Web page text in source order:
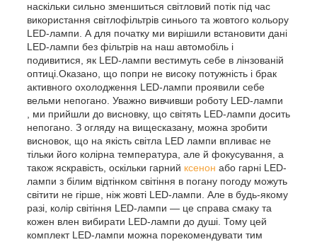
наскільки сильно зменшиться світловий потік під час
використання світлофільтрів синього та жовтого кольору
LED-лампи. А для початку ми вирішили встановити дані
LED-лампи без фільтрів на наш автомобіль і
подивитися, як LED-лампи вестимуть себе в лінзованій
оптиці.Оказано, що попри не високу потужність і брак
активного охолодження LED-лампи проявили себе
вельми непогано. Уважно вивчивши роботу LED-лампи
, ми прийшли до висновку, що світять LED-лампи досить
непогано. З огляду на вищесказану, можна зробити
висновок, що на якість світла LED лампи впливає не
тільки його колірна температура, але й фокусування, а
також яскравість, оскільки гарний ксенон або гарні LED-
лампи з білим відтінком світіння в погану погоду можуть
світити не гірше, ніж жовті LED-лампи. Але в будь-якому
разі, колір світіння LED-лампи — це справа смаку та
кожен влен вибирати LED-лампи до душі. Тому цей
комплект LED-лампи можна порекомендувати тим